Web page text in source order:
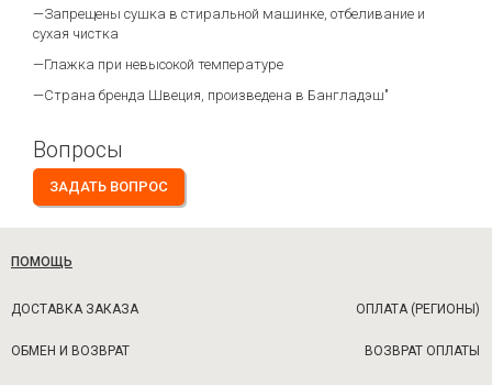
—Запрещены сушка в стиральной машинке, отбеливание и
сухая чистка
—Глажка при невысокой температуре
—Страна бренда Швеция, произведена в Бангладэш"
Вопросы
ЗАДАТЬ ВОПРОС
ПОМОЩЬ
ДОСТАВКА ЗАКАЗА ОПЛАТА (РЕГИОНЫ)
ОБМЕН И ВОЗВРАТ ВОЗВРАТ ОПЛАТЫ